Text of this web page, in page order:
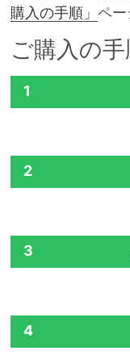
購入の手順」ペー
ご購入の手
1
2
3
4